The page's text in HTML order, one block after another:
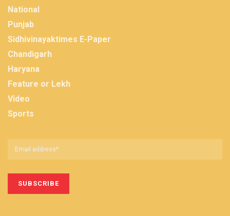
National
Punjab
Sidhivinayaktimes E-Paper
Chandigarh
Haryana
Feature or Lekh
Video
Sports